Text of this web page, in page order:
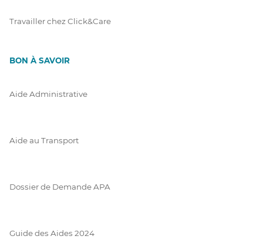
Travailler chez Click&Care
BON À SAVOIR
Aide Administrative
Aide au Transport
Dossier de Demande APA
Guide des Aides 2024